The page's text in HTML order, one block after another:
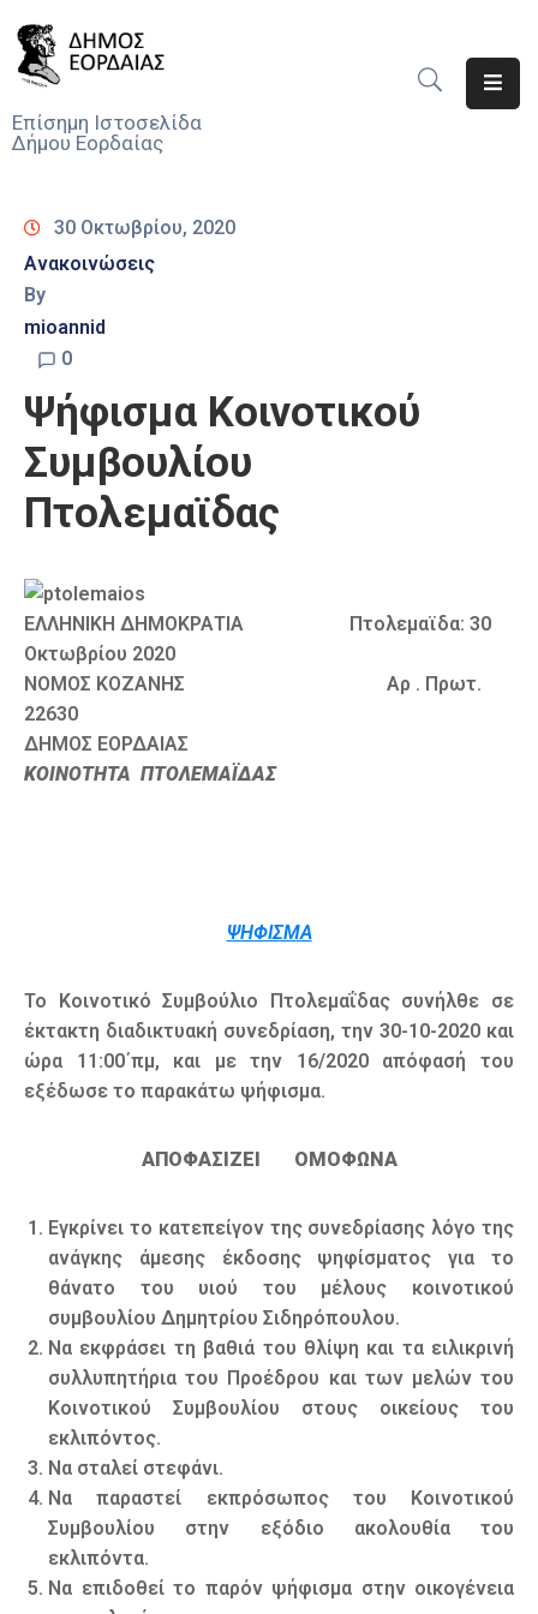
Επίσημη Ιστοσελίδα
Δήμου Εορδαίας
Νέα
Υπηρεσίες
Του
Δήμου
Προσκλήσεις
Αποφάσεις
Τηλέφωνα
30 Οκτωβρίου, 2020
Ανακοινώσεις
By
mioannid
0
Ψήφισμα Κοινοτικού
Συμβουλίου
Πτολεμαϊδας
ΕΛΛΗΝΙΚΗ ΔΗΜΟΚΡΑΤΙΑ Πτολεμαϊδα: 30
Οκτωβρίου 2020
ΝΟΜΟΣ ΚΟΖΑΝΗΣ Αρ . Πρωτ.
22630
ΔΗΜΟΣ ΕΟΡΔΑΙΑΣ
ΚΟΙΝΟΤΗΤΑ ΠΤΟΛΕΜΑΪΔΑΣ
ΨΗΦΙΣΜΑ
Το Κοινοτικό Συμβούλιο Πτολεμαΐδας συνήλθε σε
έκτακτη διαδικτυακή συνεδρίαση, την 30-10-2020 και
ώρα 11:00΄πμ, και με την 16/2020 απόφασή του
εξέδωσε το παρακάτω ψήφισμα.
ΑΠΟΦΑΣΙΖΕΙ ΟΜΟΦΩΝΑ
Εγκρίνει το κατεπείγον της συνεδρίασης λόγο της
ανάγκης άμεσης έκδοσης ψηφίσματος για το
θάνατο του υιού του μέλους κοινοτικού
συμβουλίου Δημητρίου Σιδηρόπουλου.
Να εκφράσει τη βαθιά του θλίψη και τα ειλικρινή
συλλυπητήρια του Προέδρου και των μελών του
Κοινοτικού Συμβουλίου στους οικείους του
εκλιπόντος.
Να σταλεί στεφάνι.
Να παραστεί εκπρόσωπος του Κοινοτικού
Συμβουλίου στην εξόδιο ακολουθία του
εκλιπόντα.
Να επιδοθεί το παρόν ψήφισμα στην οικογένεια